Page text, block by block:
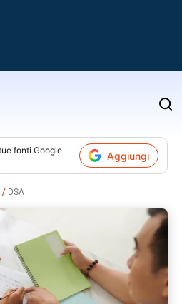
fonti Google
Aggiungi
DSA